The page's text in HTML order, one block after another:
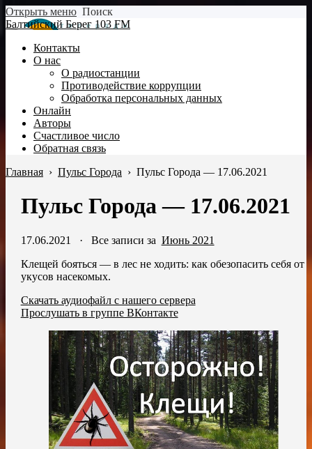
Открыть меню Поиск
Балтийский Берег 103 FM
Контакты
О нас
О радиостанции
Противодействие коррупции
Обработка персональных данных
Онлайн
Авторы
Счастливое число
Обратная связь
Главная › Пульс Города › Пульс Города — 17.06.2021
Пульс Города — 17.06.2021
17.06.2021 · Все записи за Июнь 2021
Клещей бояться — в лес не ходить: как обезопасить себя от
укусов насекомых.
Скачать аудиофайл с нашего сервера
Прослушать в группе ВКонтакте